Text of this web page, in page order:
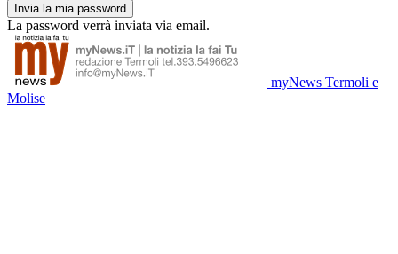
La password verrà inviata via email.
myNews Termoli e
Molise